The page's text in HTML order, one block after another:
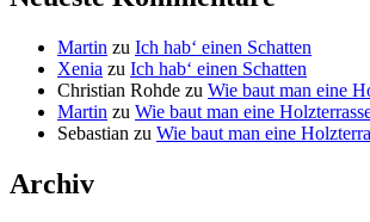
Martin zu Ich hab‘ einen Schatten
Xenia zu Ich hab‘ einen Schatten
Christian Rohde zu Wie baut man eine
Martin zu Wie baut man eine
Sebastian zu Wie baut man eine
Archiv